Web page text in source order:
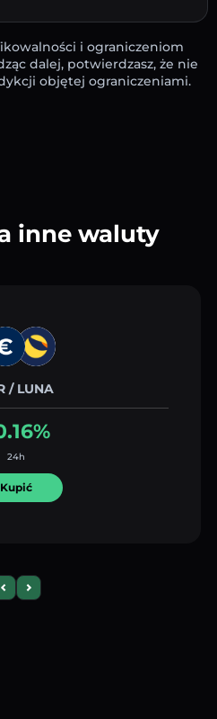
i ograniczeniom
dalej, potwierdzasz, że nie
objętej ograniczeniami.
inne waluty
/ LUNA
24h
Kupić
Previous slide
Next slide